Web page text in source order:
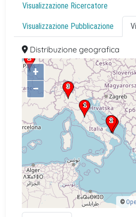
Visualizzazione Ricercatore
Visualizzazione Pubblicazione
Distribuzione geografica
+
–
©